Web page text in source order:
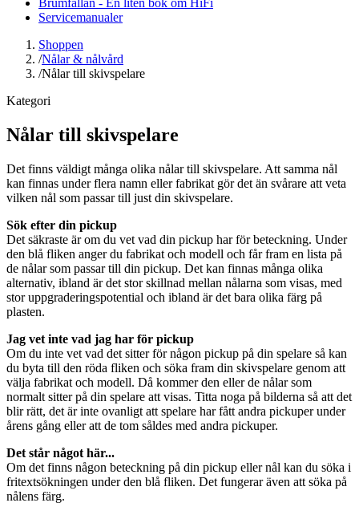
Servicemanualer
Shoppen
/Nålar & nålvård
/Nålar till skivspelare
Kategori
Nålar till skivspelare
Det finns väldigt många olika nålar till skivspelare. Att samma nål
kan finnas under flera namn eller fabrikat gör det än svårare att veta
vilken nål som passar till just din skivspelare.
Sök efter din pickup
Det säkraste är om du vet vad din pickup har för beteckning. Under
den blå fliken anger du fabrikat och modell och får fram en lista på
de nålar som passar till din pickup. Det kan finnas många olika
alternativ, ibland är det stor skillnad mellan nålarna som visas, med
stor uppgraderingspotential och ibland är det bara olika färg på
plasten.
Jag vet inte vad jag har för pickup
Om du inte vet vad det sitter för någon pickup på din spelare så kan
du byta till den röda fliken och söka fram din skivspelare genom att
välja fabrikat och modell. Då kommer den eller de nålar som
normalt sitter på din spelare att visas. Titta noga på bilderna så att det
blir rätt, det är inte ovanligt att spelare har fått andra pickuper under
årens gång eller att de tom såldes med andra pickuper.
Det står något här...
Om det finns någon beteckning på din pickup eller nål kan du söka i
fritextsökningen under den blå fliken. Det fungerar även att söka på
nålens färg.